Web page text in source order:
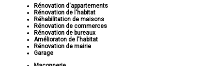
Rénovation d'appartements
Rénovation de l'habitat
Réhabilitation de maisons
Rénovation de commerces
Rénovation de bureaux
Amélioraton de l'habitat
Rénovation de mairie
Garage